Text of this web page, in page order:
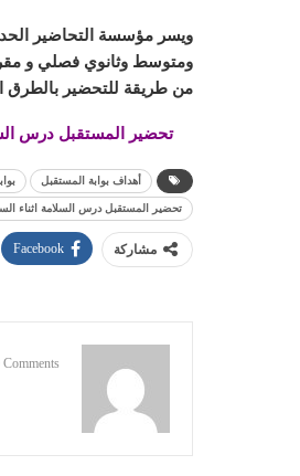
ويسر مؤسسة التحاضير
ومتوسط وثانوي فصلي و
من طريقة للتحضير بالطرق
تحضير المستقبل درس
أهداف بوابة المستقبل
تحضير المستقبل درس السلامة اثناء
مشاركة Facebook
Comments